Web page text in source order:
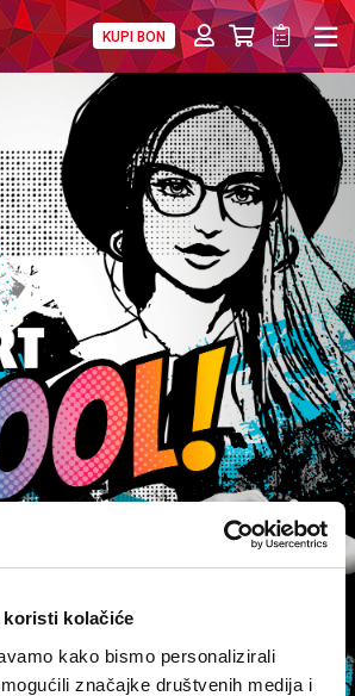
koristi kolačiće
kako bismo personalizirali
značajke društvenih medija i
KUPI BON
DIGITALNA RJEŠENJA HT ERONET